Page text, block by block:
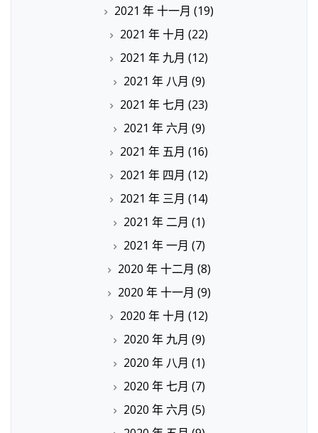
2021 年 十一月 (19)
2021 年 十月 (22)
2021 年 九月 (12)
2021 年 八月 (9)
2021 年 七月 (23)
2021 年 六月 (9)
2021 年 五月 (16)
2021 年 四月 (12)
2021 年 三月 (14)
2021 年 二月 (1)
2021 年 一月 (7)
2020 年 十二月 (8)
2020 年 十一月 (9)
2020 年 十月 (12)
2020 年 九月 (9)
2020 年 八月 (1)
2020 年 七月 (7)
2020 年 六月 (5)